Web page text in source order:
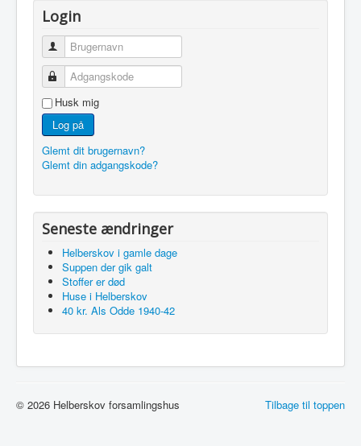
Booking
Sponsorer
Facebook
Referater
Beretninger
Arkiv
Login
Brugernavn
Adgangskode
Husk mig
Log på
Glemt dit brugernavn?
Glemt din adgangskode?
Seneste ændringer
Helberskov i gamle dage
Suppen der gik galt
Stoffer er død
Huse i Helberskov
40 kr. Als Odde 1940-42
Tilbage til toppen
© 2026 Helberskov forsamlingshus